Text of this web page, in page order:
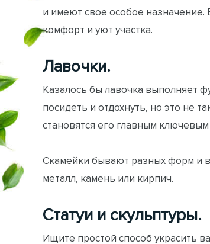
и имеют свое особое назначение.
комфорт и уют участка.
Лавочки.
Казалось бы лавочка выполняет
посидеть и отдохнуть, но это не
становятся его главным
Скамейки бывают разных форм и
металл, камень или кирпич.
Статуи и скульптуры.
Ищите простой способ украсить